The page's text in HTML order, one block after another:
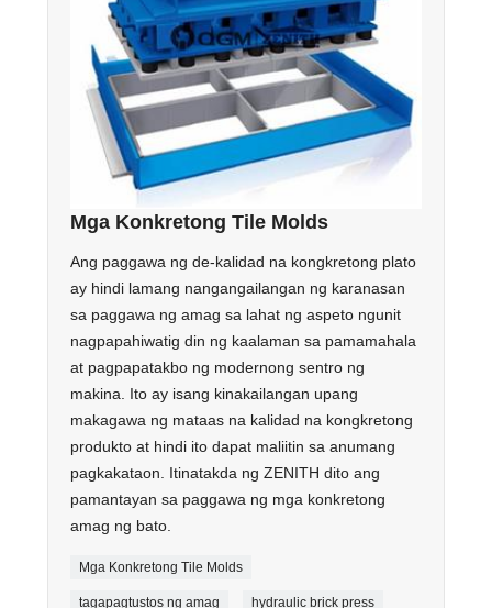
Mga Konkretong Tile Molds
Ang paggawa ng de-kalidad na kongkretong plato
ay hindi lamang nangangailangan ng karanasan
sa paggawa ng amag sa lahat ng aspeto ngunit
nagpapahiwatig din ng kaalaman sa pamamahala
at pagpapatakbo ng modernong sentro ng
makina. Ito ay isang kinakailangan upang
makagawa ng mataas na kalidad na kongkretong
produkto at hindi ito dapat maliitin sa anumang
pagkakataon. Itinatakda ng ZENITH dito ang
pamantayan sa paggawa ng mga konkretong
amag ng bato.
Mga Konkretong Tile Molds
tagapagtustos ng amag hydraulic brick press